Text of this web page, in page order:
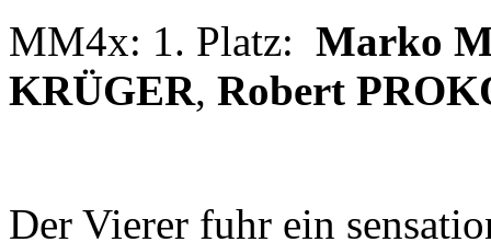
MM4x: 1. Platz: Marko
KRÜGER, Robert
Der Vierer fuhr ein